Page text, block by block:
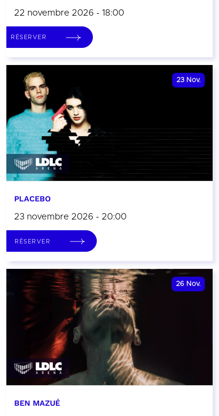
22 novembre 2026 - 18:00
RÉSERVER
23 Nov.
PLACEBO
23 novembre 2026 - 20:00
RÉSERVER
26 Nov.
BEN MAZUÉ